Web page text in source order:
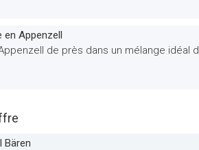
en Appenzell
de près dans un mélange idéal
Bären